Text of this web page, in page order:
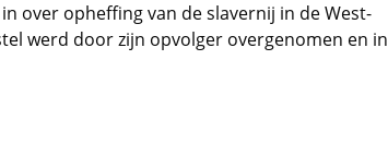
over opheffing van de slavernij in de West-
werd door zijn opvolger overgenomen en in